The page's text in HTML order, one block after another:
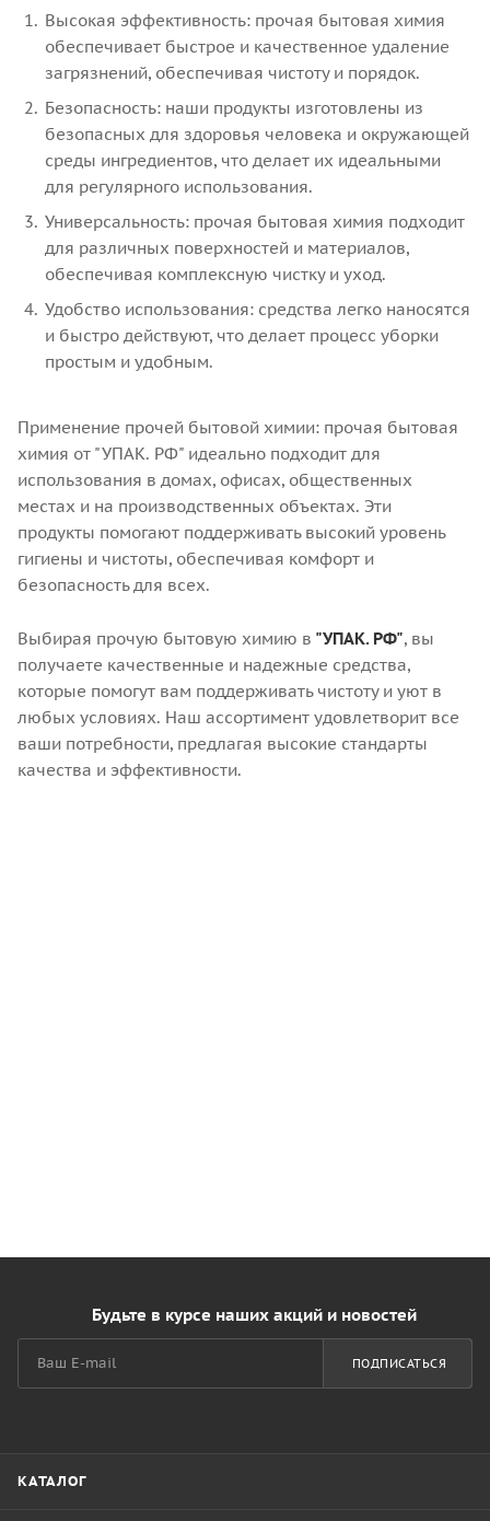
Высокая эффективность: прочая бытовая химия
обеспечивает быстрое и качественное удаление
загрязнений, обеспечивая чистоту и порядок.
Безопасность: наши продукты изготовлены из
безопасных для здоровья человека и окружающей
среды ингредиентов, что делает их идеальными
для регулярного использования.
Универсальность: прочая бытовая химия подходит
для различных поверхностей и материалов,
обеспечивая комплексную чистку и уход.
Удобство использования: средства легко наносятся
и быстро действуют, что делает процесс уборки
простым и удобным.
Применение прочей бытовой химии: прочая бытовая
химия от "УПАК. РФ" идеально подходит для
использования в домах, офисах, общественных
местах и на производственных объектах. Эти
продукты помогают поддерживать высокий уровень
гигиены и чистоты, обеспечивая комфорт и
безопасность для всех.
Выбирая прочую бытовую химию в "УПАК. РФ", вы
получаете качественные и надежные средства,
которые помогут вам поддерживать чистоту и уют в
любых условиях. Наш ассортимент удовлетворит все
ваши потребности, предлагая высокие стандарты
качества и эффективности.
Будьте в курсе наших акций и новостей
ПОДПИСАТЬСЯ
КАТАЛОГ